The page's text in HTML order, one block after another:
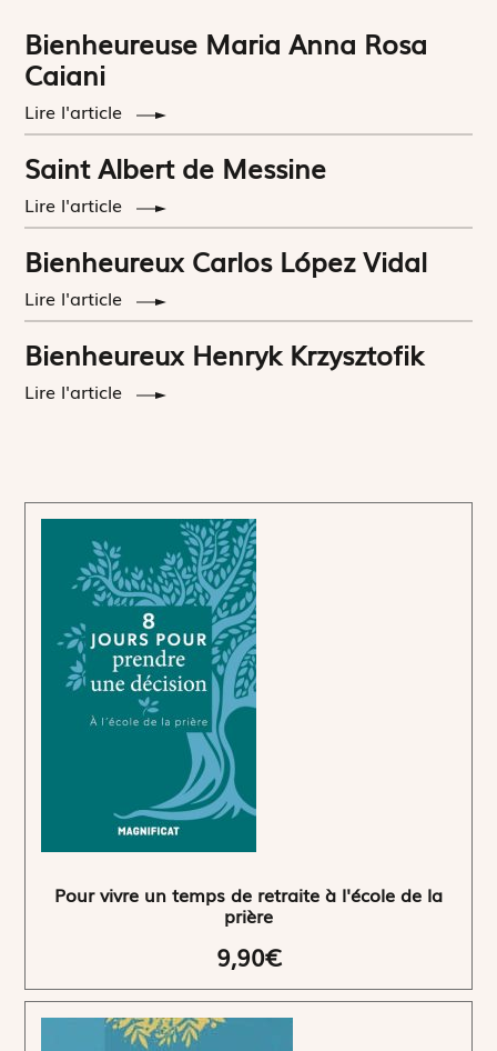
Bienheureuse Maria Anna Rosa
Caiani
Lire l'article
Saint Albert de Messine
Lire l'article
Bienheureux Carlos López Vidal
Lire l'article
Bienheureux Henryk Krzysztofik
Lire l'article
Pour vivre un temps de retraite à l'école de la
prière
9,90€